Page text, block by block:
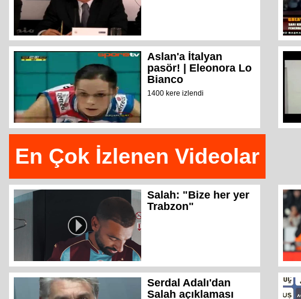
Aslan'a İtalyan
pasör! | Eleonora Lo
Bianco
1400 kere izlendi
En Çok İzlenen Videolar
Salah: "Bize her yer
Trabzon"
Serdal Adalı'dan
Salah açıklaması